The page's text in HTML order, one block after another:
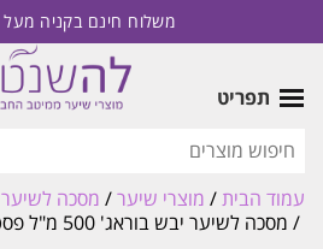
משלוח חינם בקניה מעל 199 ש"ח
תפריט
עמוד הבית/ מוצרי שיער/ מסכה לשיער
/ מסכה לשיער יבש בוראג' 500 מ"ל פסטל Pastel